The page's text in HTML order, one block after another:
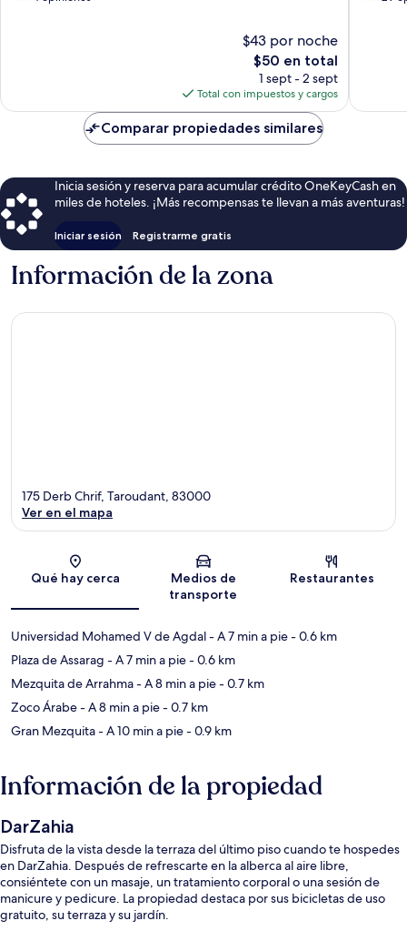
$43 por noche
El
precio
actual
es
de
$50
$50 en total
1 sept - 2 sept
Total con impuestos y cargos
Comparar propiedades similares
Inicia sesión y reserva para acumular crédito OneKeyCash en
miles de hoteles. ¡Más recompensas te llevan a más aventuras!
Iniciar sesión Registrarme gratis
Información de la zona
Sección del mapa
175 Derb Chrif, Taroudant, 83000
Ver en el mapa
Qué hay cerca
Medios de
transporte
Restaurantes
Universidad Mohamed V de Agdal- A 7 min a pie- 0.6 km
Plaza de Assarag - A 7 min a pie- 0.6 km
Mezquita de Arrahma- A 8 min a pie- 0.7 km
Zoco Árabe- A 8 min a pie- 0.7 km
Gran Mezquita- A 10 min a pie- 0.9 km
Información de la propiedad
DarZahia
Disfruta de la vista desde la terraza del último piso cuando te hospedes
en DarZahia. Después de refrescarte en la alberca al aire libre,
consiéntete con un masaje, un tratamiento corporal o una sesión de
manicure y pedicure. La propiedad destaca por sus bicicletas de uso
gratuito, su terraza y su jardín.